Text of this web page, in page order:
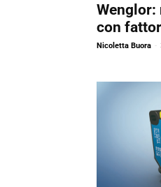
con
Nicoletta Buora -